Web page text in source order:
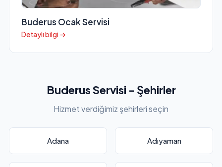
Buderus Ocak Servisi
Detaylı bilgi →
Buderus Servisi - Şehirler
Hizmet verdiğimiz şehirleri seçin
Adana Adıyaman